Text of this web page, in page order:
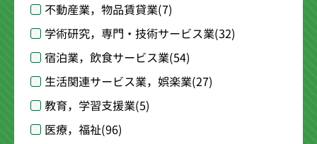
不動産業，物品賃貸業(7)
学術研究，専門・技術サービス業(32)
宿泊業，飲食サービス業(54)
生活関連サービス業，娯楽業(27)
教育，学習支援業(5)
医療，福祉(96)